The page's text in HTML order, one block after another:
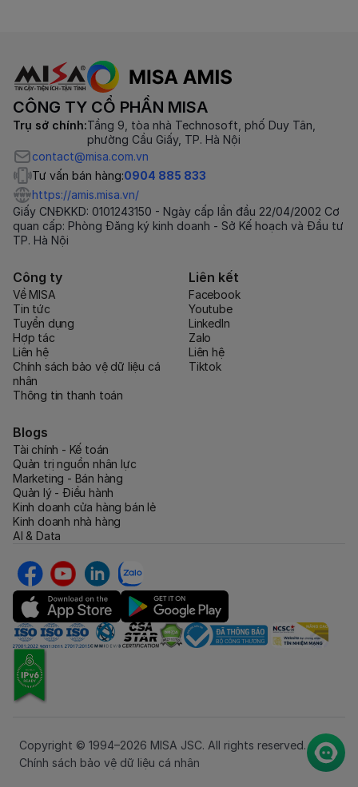
CÔNG TY CỔ PHẦN MISA
Trụ sở chính:Tầng 9, tòa nhà Technosoft, phố Duy Tân,
phường Cầu Giấy, TP. Hà Nội
contact@misa.com.vn
Tư vấn bán hàng:0904 885 833
https://amis.misa.vn/
Giấy CNĐKKD: 0101243150 - Ngày cấp lần đầu 22/04/2002 Cơ
quan cấp: Phòng Đăng ký kinh doanh - Sở Kế hoạch và Đầu tư
TP. Hà Nội
Công ty
Về MISA
Tin tức
Tuyển dụng
Hợp tác
Liên hệ
Chính sách bảo vệ dữ liệu cá
nhân
Thông tin thanh toán
Liên kết
Facebook
Youtube
LinkedIn
Zalo
Liên hệ
Tiktok
Blogs
Tài chính - Kế toán
Quản trị nguồn nhân lực
Marketing - Bán hàng
Quản lý - Điều hành
Kinh doanh cửa hàng bán lẻ
Kinh doanh nhà hàng
AI & Data
Copyright © 1994–2026 MISA JSC. All rights reserved.
Chính sách bảo vệ dữ liệu cá nhân